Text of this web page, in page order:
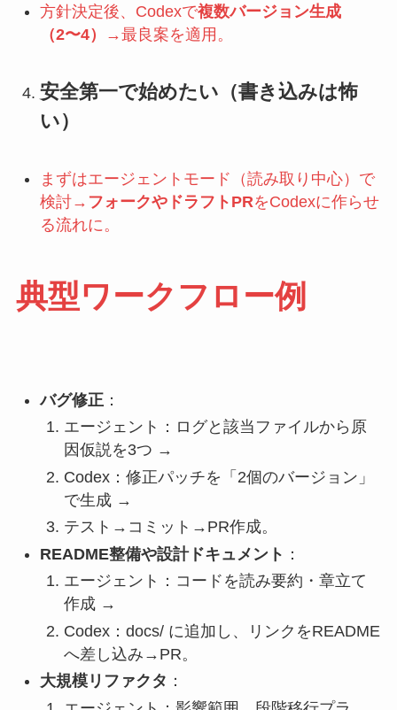
方針決定後、Codexで複数バージョン生成
（2〜4）
→最良案を適用。
安全第一で始めたい（書き込みは怖
い）
まずはエージェントモード（読み取り中心）で
検討→ フォークやドラフトPRをCodexに作らせ
る流れに。
典型ワークフロー例
バグ修正：
エージェント：ログと該当ファイルから原
因仮説を3つ →
Codex：修正パッチを「2個のバージョン」
で生成 →
テスト→コミット→PR作成。
README整備や設計ドキュメント ：
エージェント：コードを読み要約・章立て
作成 →
Codex：docs/ に追加し、リンクをREADME
へ差し込み→PR。
大規模リファクタ ：